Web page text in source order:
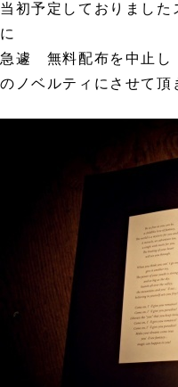
当初予定しておりまし
に
急遽 無料配布を中
のノベルティにさせて頂